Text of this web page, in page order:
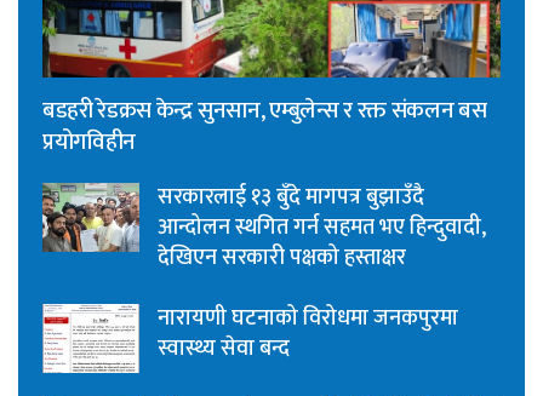
बडहरी रेडक्रस केन्द्र सुनसान, एम्बुलेन्स र रक्त संकलन बस
प्रयोगविहीन
सरकारलाई १३ बुँदे मागपत्र बुझाउँदै
आन्दोलन स्थगित गर्न सहमत भए हिन्दुवादी,
देखिएन सरकारी पक्षको हस्ताक्षर
नारायणी घटनाको विरोधमा जनकपुरमा
स्वास्थ्य सेवा बन्द